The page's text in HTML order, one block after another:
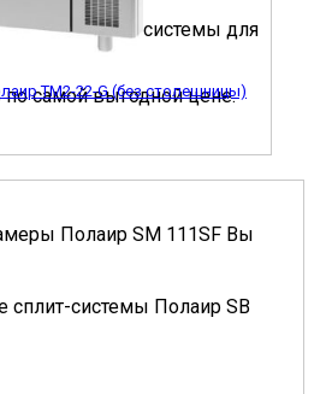
TM2-22-G (без столешницы)